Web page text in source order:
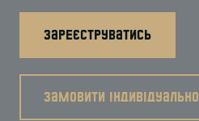
зареєструватись
замовити індивідуально